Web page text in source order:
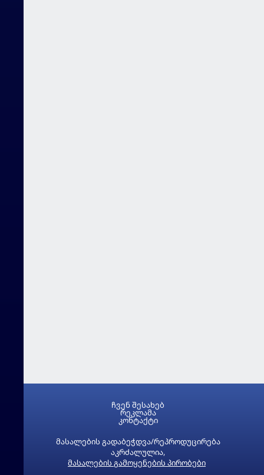
მასალების გადაბეჭდვა/რეპროდუცირება
აკრძალულია,
მასალების გამოყენების პირობები
ჩვენ შესახებ
რეკლამა
კონტაქტი